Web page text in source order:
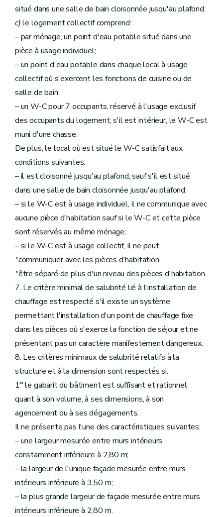
situé dans une salle de bain cloisonnée jusqu'au plafond.
c)le logement collectif comprend:
– par ménage, un point d'eau potable situé dans une
pièce à usage individuel;
– un point d'eau potable dans chaque local à usage
collectif où s'exercent les fonctions de cuisine ou de
salle de bain;
– un W-C pour 7 occupants, réservé à l'usage exclusif
des occupants du logement; s'il est intérieur, le W-C est
muni d'une chasse.
De plus, le local où est situé le W-C satisfait aux
conditions suivantes:
– il est cloisonné jusqu'au plafond, sauf s'il est situé
dans une salle de bain cloisonnée jusqu'au plafond;
– si le W-C est à usage individuel, il ne communique avec
aucune pièce d'habitation sauf si le W-C et cette pièce
sont réservés au même ménage;
– si le W-C est à usage collectif, il ne peut:
*communiquer avec les pièces d'habitation,
*être séparé de plus d'un niveau des pièces d'habitation.
7. Le critère minimal de salubrité lié à l'installation de
chauffage est respecté s'il existe un système
permettant l'installation d'un point de chauffage fixe
dans les pièces où s'exerce la fonction de séjour et ne
présentant pas un caractère manifestement dangereux.
8. Les critères minimaux de salubrité relatifs à la
structure et à la dimension sont respectés si:
1° le gabarit du bâtiment est suffisant et rationnel
quant à son volume, à ses dimensions, à son
agencement ou à ses dégagements.
Il ne présente pas l'une des caractéristiques suivantes:
– une largeur mesurée entre murs intérieurs
constamment inférieure à 2,80 m;
– la largeur de l'unique façade mesurée entre murs
intérieurs inférieure à 3,50 m;
– la plus grande largeur de façade mesurée entre murs
intérieurs inférieure à 2,80 m.